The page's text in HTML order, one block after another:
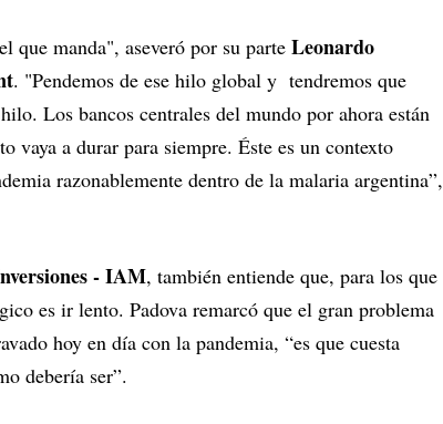
que manda", aseveró por su parte Leonardo
. "Pendemos de ese hilo global y tendremos que
Los bancos centrales del mundo por ahora están
vaya a durar para siempre. Éste es un contexto
razonablemente dentro de la malaria argentina”,
- IAM, también entiende que, para los que
es ir lento. Padova remarcó que el gran problema
hoy en día con la pandemia, “es que cuesta
debería ser”.